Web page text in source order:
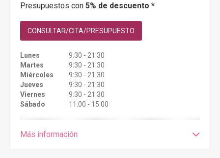
Presupuestos con 5% de descuento *
CONSULTAR/CITA/PRESUPUESTO
Lunes
9:30 - 21:30
Martes
9:30 - 21:30
Miércoles
9:30 - 21:30
Jueves
9:30 - 21:30
Viernes
9:30 - 21:30
Sábado
11:00 - 15:00
Más información